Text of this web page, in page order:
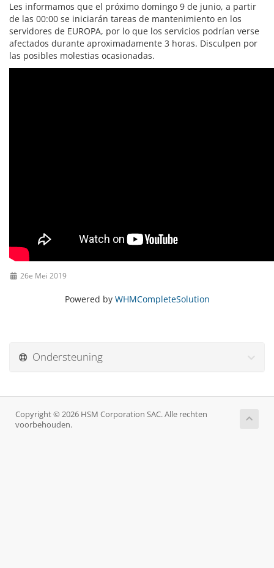
Les informamos que el próximo domingo 9 de junio, a partir
de las 00:00 se iniciarán tareas de mantenimiento en los
servidores de EUROPA, por lo que los servicios podrían verse
afectados durante aproximadamente 3 horas. Disculpen por
las posibles molestias ocasionadas.
26e Mei 2019
Powered by WHMCompleteSolution
Ondersteuning
Copyright © 2026 HSM Corporation SAC. Alle rechten
voorbehouden.